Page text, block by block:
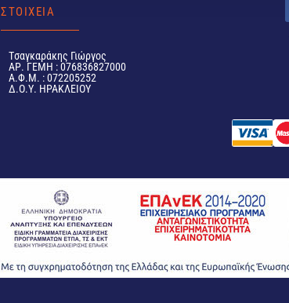
ΣΤΟΙΧΕΙΑ
Tσαγκαράκης Γιώργος
ΑΡ. ΓΕΜΗ : 076836827000
Α.Φ.Μ. : 072205252
Δ.Ο.Υ. ΗΡΑΚΛΕΙΟΥ